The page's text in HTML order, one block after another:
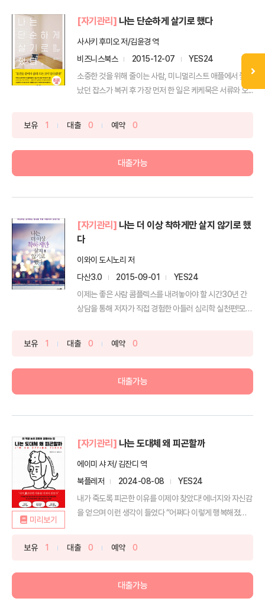
[자기관리] 나는 단순하게 살기로 했다
사사키 후미오 저/김윤경 역
비즈니스북스
2015-12-07
YES24
소중한 것을 위해 줄이는 사람, 미니멀리스트 애플에서 쫓겨
났던 잡스가 복귀 후 가장 먼저 한 일은 케케묵은 서류와 오...
보유 1 대출 0 예약 0
대출가능
[자기관리] 나는 더 이상 착하게만 살지 않기로 했
다
이와이 도시노리 저
다산3.0
2015-09-01
YES24
이제는 좋은 사람 콤플렉스를 내려놓아야 할 시간30년 간
상담을 통해 저자가 직접 경험한 아들러 심리학 실천편!모두
보유 1 대출 0 예약 0
대출가능
미리보기
[자기관리] 나는 도대체 왜 피곤할까
에이미 샤 저/ 김잔디 역
북플레저
2024-08-08
YES24
내가 죽도록 피곤한 이유를 이제야 찾았다! 에너지와 자신감
을 얻으며 이런 생각이 들었다 “어쩌다 이렇게 행복해졌
보유 1 대출 0 예약 0
대출가능